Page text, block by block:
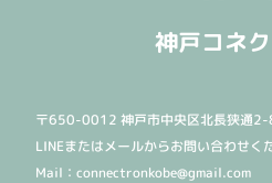
神戸コネ
〒650-0012 神戸市中央区北長狭通
LINEまたはメールからお問い合わせく
Mail：connectronkobe@gmail.com